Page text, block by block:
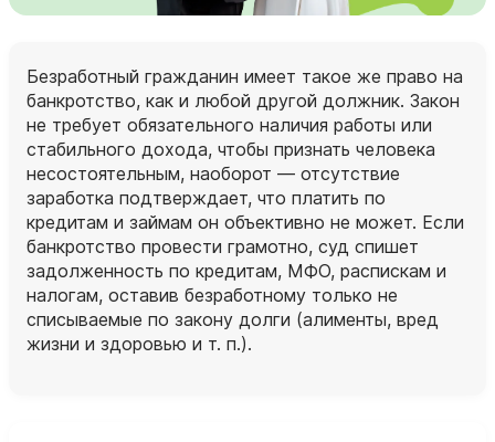
Безработный гражданин имеет такое же право на
банкротство, как и любой другой должник. Закон
не требует обязательного наличия работы или
стабильного дохода, чтобы признать человека
несостоятельным, наоборот — отсутствие
заработка подтверждает, что платить по
кредитам и займам он объективно не может. Если
банкротство провести грамотно, суд спишет
задолженность по кредитам, МФО, распискам и
налогам, оставив безработному только не
списываемые по закону долги (алименты, вред
жизни и здоровью и т. п.).